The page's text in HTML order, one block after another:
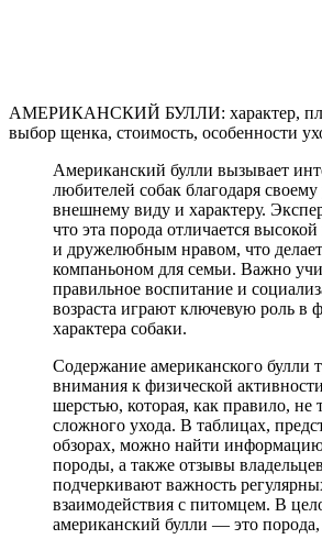
АМЕРИКАНСКИЙ БУЛЛИ: характер,
выбор щенка, стоимость, особенности
Американский булли вызывает
любителей собак благодаря
внешнему виду и характеру.
что эта порода отличается
и дружелюбным нравом, что
компаньоном для семьи. Важно
правильное воспитание и
возраста играют ключевую роль в
характера собаки.
Содержание американского булли
внимания к физической
шерстью, которая, как правило, не
сложного ухода. В таблицах,
обзорах, можно найти информацию
породы, а также отзывы
подчеркивают важность
взаимодействия с питомцем. В
американский булли — это порода,